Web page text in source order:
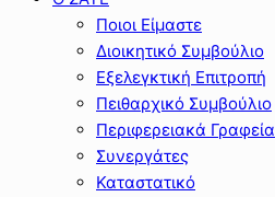
Ποιοι Είμαστε
Διοικητικό Συμβούλιο
Εξελεγκτική Επιτροπή
Πειθαρχικό Συμβούλιο
Περιφερειακά Γραφεία
Συνεργάτες
Καταστατικό